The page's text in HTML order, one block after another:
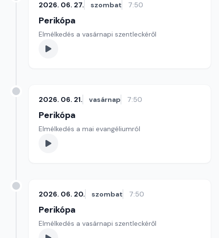
2026. 06. 27. szombat 7:50
Perikópa
Elmélkedés a vasárnapi szentleckéről
2026. 06. 21. vasárnap 7:50
Perikópa
Elmélkedés a mai evangéliumról
2026. 06. 20. szombat 7:50
Perikópa
Elmélkedés a vasárnapi szentleckéről